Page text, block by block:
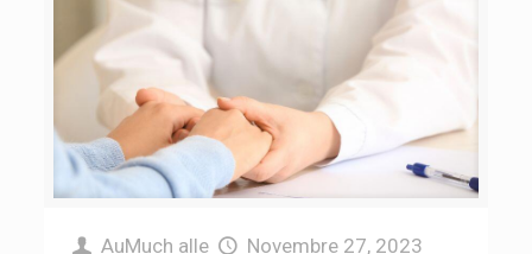
AuMuch alle Novembre 27, 2023